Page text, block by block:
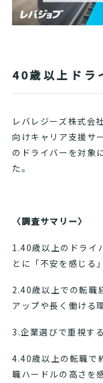
40歳以上ドラ
レバレジーズ株式会
向けキャリア支援サ
のドライバーを対象
た。
〈調査サマリー〉
1.40歳以上のドライ
とに「不安を感じる
2.40歳以上での転職
アップや長く働ける
3.企業選びで重視す
4.40歳以上の転職で
職ハードルの高さを